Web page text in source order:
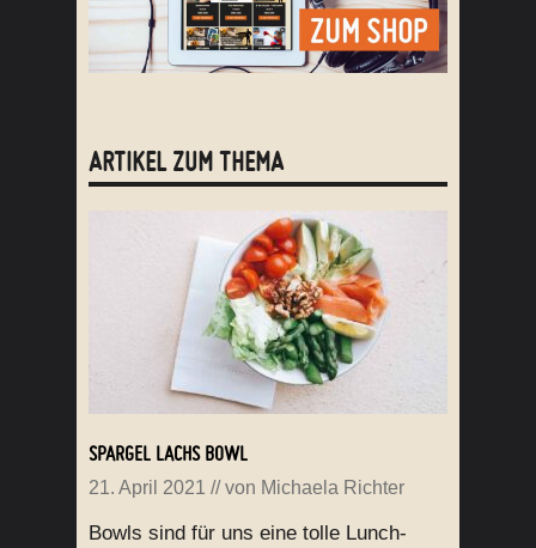
ARTIKEL ZUM THEMA
SPARGEL LACHS BOWL
21. April 2021 // von Michaela Richter
Bowls sind für uns eine tolle Lunch-